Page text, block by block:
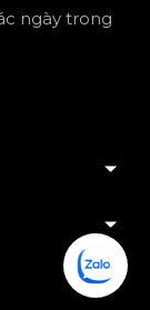
ngày trong